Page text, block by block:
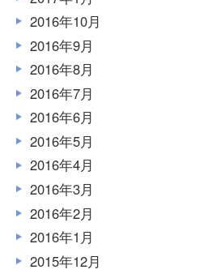
2016年10月
2016年9月
2016年8月
2016年7月
2016年6月
2016年5月
2016年4月
2016年3月
2016年2月
2016年1月
2015年12月